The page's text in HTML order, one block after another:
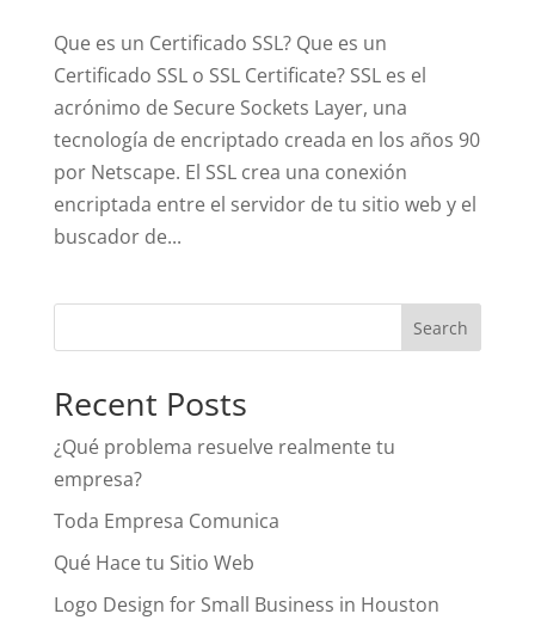
Que es un Certificado SSL? Que es un
Certificado SSL o SSL Certificate? SSL es el
acrónimo de Secure Sockets Layer, una
tecnología de encriptado creada en los años 90
por Netscape. El SSL crea una conexión
encriptada entre el servidor de tu sitio web y el
buscador de...
Recent Posts
¿Qué problema resuelve realmente tu
empresa?
Toda Empresa Comunica
Qué Hace tu Sitio Web
Logo Design for Small Business in Houston